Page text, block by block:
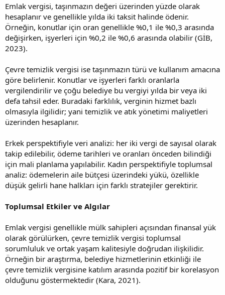
Emlak vergisi, taşınmazın değeri üzerinden yüzde olarak
hesaplanır ve genellikle yılda iki taksit halinde ödenir.
Örneğin, konutlar için oran genellikle %0,1 ile %0,3 arasında
değişirken, işyerleri için %0,2 ile %0,6 arasında olabilir (GİB,
2023).
Çevre temizlik vergisi ise taşınmazın türü ve kullanım amacına
göre belirlenir. Konutlar ve işyerleri farklı oranlarla
vergilendirilir ve çoğu belediye bu vergiyi yılda bir veya iki
defa tahsil eder. Buradaki farklılık, verginin hizmet bazlı
olmasıyla ilgilidir; yani temizlik ve atık yönetimi maliyetleri
üzerinden hesaplanır.
Erkek perspektifiyle veri analizi: her iki vergi de sayısal olarak
takip edilebilir, ödeme tarihleri ve oranları önceden bilindiği
için mali planlama yapılabilir. Kadın perspektifiyle toplumsal
analiz: ödemelerin aile bütçesi üzerindeki yükü, özellikle
düşük gelirli hane halkları için farklı stratejiler gerektirir.
Toplumsal Etkiler ve Algılar
Emlak vergisi genellikle mülk sahipleri açısından finansal yük
olarak görülürken, çevre temizlik vergisi toplumsal
sorumluluk ve ortak yaşam kalitesiyle doğrudan ilişkilidir.
Örneğin bir araştırma, belediye hizmetlerinin etkinliği ile
çevre temizlik vergisine katılım arasında pozitif bir korelasyon
olduğunu göstermektedir (Kara, 2021).